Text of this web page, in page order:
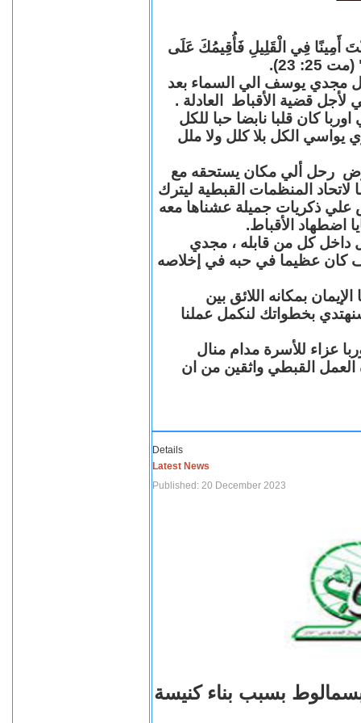
أَمِينًا فِي الْقَلِيلِ فَأُقِيمُكَ عَلَى
23).
مجدي يوسف الي السماء بعد
قضية الأقباط العادلة .
كان قلبا نابضا حبا للكل
يواسي الكل بلا كلل ولا ملل
رحل ألي مكان يستحقه مع
المنظمات القبطية ليترك
علي ذكريات جميلة عشناها معه
اضطهاد الأقباط.
داخل كل من قابله ، مجدي
عظيما في حبه في إخلاصه
بمكانه اللائق بين
بخطواتك لنكمل عملنا
عزاء للأسرة مدام منال
العمل القبطي واثقين من ان
Details
Latest News
Published: 20 December 2023
بسبب بناء كنيسة